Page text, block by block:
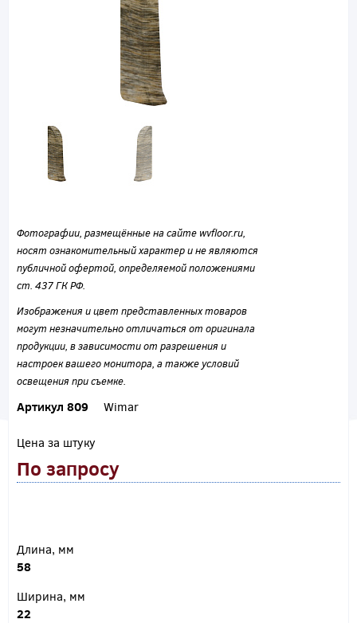
Фотографии, размещённые на сайте wvfloor.ru,
носят ознакомительный характер и не являются
публичной офертой, определяемой положениями
ст. 437 ГК РФ.
Изображения и цвет представленных товаров
могут незначительно отличаться от оригинала
продукции, в зависимости от разрешения и
настроек вашего монитора, а также условий
освещения при съемке.
Артикул 809 Wimar
Цена за штуку
По запросу
Длина, мм
58
Ширина, мм
22